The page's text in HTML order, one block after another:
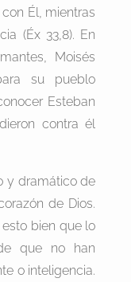
Él, mientras
(Éx 33,8). En
Moisés
su pueblo
Esteban
contra él
y dramático de
de Dios.
bien que lo
que no han
o inteligencia.